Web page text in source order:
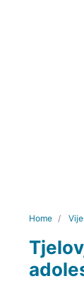
Home